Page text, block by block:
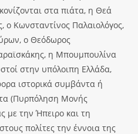
στα πιάτα, η Θεά
Κωνσταντίνος Παλαιολόγος,
ο Θεόδωρος
η Μπουμπουλίνα
στην υπόλοιπη Ελλάδα,
ιστορικά συμβάντα ή
(Πυρπόληση Μονής
με την Ήπειρο και τη
πολίτες την έννοια της